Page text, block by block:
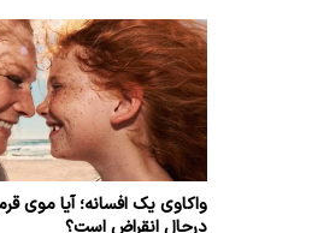
واکاوی یک افسانه؛ آیا موی